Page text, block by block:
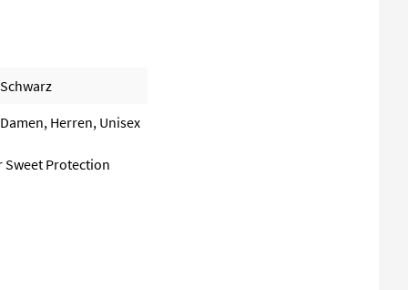
Schwarz
Damen, Herren, Unisex
Protection